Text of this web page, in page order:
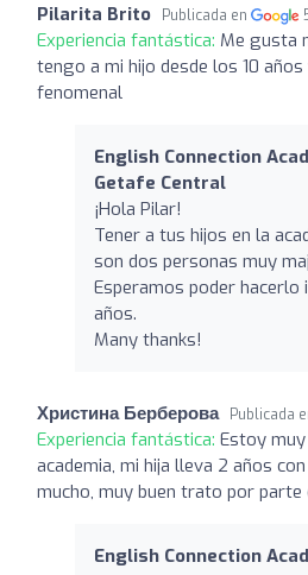
Pilarita Brito Publicada en
Experiencia fantástica: Me gusta
tengo a mi hijo desde los 10 años
fenomenal
English Connection
Getafe Central
¡Hola Pilar!
Tener a tus hijos en la
son dos personas muy
Esperamos poder
años.
Many thanks!
Христина Берберова Publicada
Experiencia fantástica: Estoy
academia, mi hija lleva 2 años
mucho, muy buen trato por parte
English Connection